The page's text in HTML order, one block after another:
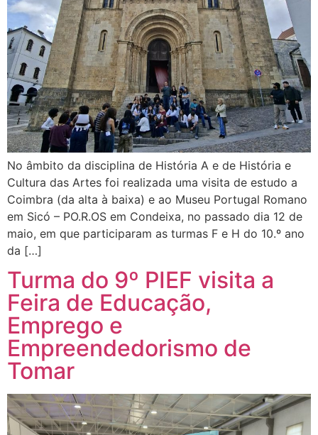
No âmbito da disciplina de História A e de História e
Cultura das Artes foi realizada uma visita de estudo a
Coimbra (da alta à baixa) e ao Museu Portugal Romano
em Sicó – PO.R.OS em Condeixa, no passado dia 12 de
maio, em que participaram as turmas F e H do 10.º ano
da […]
Turma do 9º PIEF visita a
Feira de Educação,
Emprego e
Empreendedorismo de
Tomar